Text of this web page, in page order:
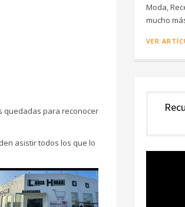
quedadas para reconocer
asistir todos los que lo
Moda,
mucho
VER